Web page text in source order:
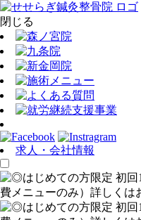
閉じる
求人・会社情報